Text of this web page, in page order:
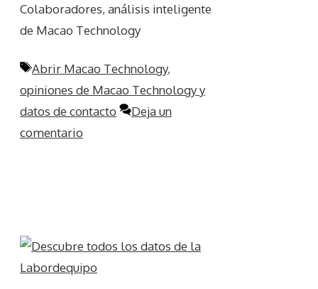
Colaboradores, análisis inteligente
de Macao Technology
Etiquetas
Abrir Macao Technology,
opiniones de Macao Technology y
datos de contacto
Deja un
comentario